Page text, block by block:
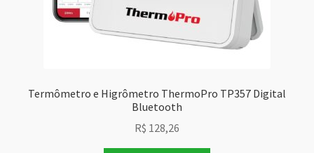
Termômetro e Higrômetro ThermoPro TP357 Digital
Bluetooth
R$ 128,26